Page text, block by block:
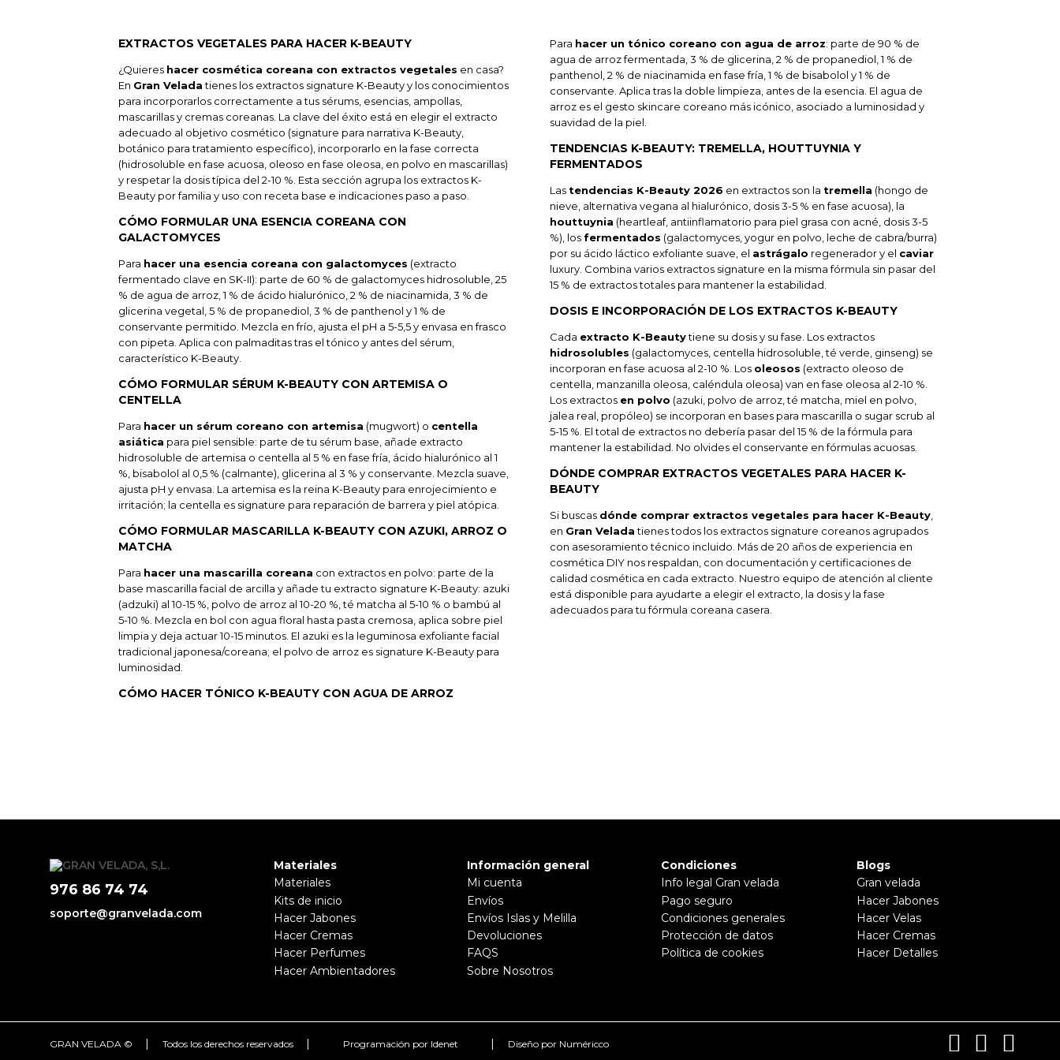
EXTRACTOS VEGETALES PARA HACER K-BEAUTY
¿Quieres hacer cosmética coreana con extractos vegetales en casa?
En Gran Veladatienes los extractos signature K-Beauty y los conocimientos
para incorporarlos correctamente a tus sérums, esencias, ampollas,
mascarillas y cremas coreanas. La clave del éxito está en elegir el extracto
adecuado al objetivo cosmético (signature para narrativa K-Beauty,
botánico para tratamiento específico), incorporarlo en la fase correcta
(hidrosoluble en fase acuosa, oleoso en fase oleosa, en polvo en mascarillas)
y respetar la dosis típica del 2-10 %. Esta sección agrupa los extractos K-
Beauty por familia y uso con receta base e indicaciones paso a paso.
CÓMO FORMULAR UNA ESENCIA COREANA CON
GALACTOMYCES
Para hacer una esencia coreana con galactomyces (extracto
fermentado clave en SK-II): parte de 60 % de galactomyces hidrosoluble, 25
% de agua de arroz, 1 % de ácido hialurónico, 2 % de niacinamida, 3 % de
glicerina vegetal, 5 % de propanediol, 3 % de panthenol y 1 % de
conservante permitido. Mezcla en frío, ajusta el pH a 5-5,5 y envasa en frasco
con pipeta. Aplica con palmaditas tras el tónico y antes del sérum,
característico K-Beauty.
CÓMO FORMULAR SÉRUM K-BEAUTY CON ARTEMISA O
CENTELLA
Para hacer un sérum coreano con artemisa (mugwort) o centella
asiática para piel sensible: parte de tu sérum base, añade extracto
hidrosoluble de artemisa o centella al 5 % en fase fría, ácido hialurónico al 1
%, bisabolol al 0,5 % (calmante), glicerina al 3 % y conservante. Mezcla suave,
ajusta pH y envasa. La artemisa es la reina K-Beauty para enrojecimiento e
irritación; la centella es signature para reparación de barrera y piel atópica.
CÓMO FORMULAR MASCARILLA K-BEAUTY CON AZUKI, ARROZ O
MATCHA
Para hacer una mascarilla coreana con extractos en polvo: parte de la
base mascarilla facial de arcilla y añade tu extracto signature K-Beauty: azuki
(adzuki) al 10-15 %, polvo de arroz al 10-20 %, té matcha al 5-10 % o bambú al
5-10 %. Mezcla en bol con agua floral hasta pasta cremosa, aplica sobre piel
limpia y deja actuar 10-15 minutos. El azuki es la leguminosa exfoliante facial
tradicional japonesa/coreana; el polvo de arroz es signature K-Beauty para
luminosidad.
CÓMO HACER TÓNICO K-BEAUTY CON AGUA DE ARROZ
Para hacer un tónico coreano con agua de arroz: parte de 90 % de
agua de arroz fermentada, 3 % de glicerina, 2 % de propanediol, 1 % de
panthenol, 2 % de niacinamida en fase fría, 1 % de bisabolol y 1 % de
conservante. Aplica tras la doble limpieza, antes de la esencia. El agua de
arroz es el gesto skincare coreano más icónico, asociado a luminosidad y
suavidad de la piel.
TENDENCIAS K-BEAUTY: TREMELLA, HOUTTUYNIA Y
FERMENTADOS
Las tendencias K-Beauty 2026 en extractos son la tremella (hongo de
nieve, alternativa vegana al hialurónico, dosis 3-5 % en fase acuosa), la
houttuynia (heartleaf, antiinflamatorio para piel grasa con acné, dosis 3-5
%), los fermentados (galactomyces, yogur en polvo, leche de cabra/burra)
por su ácido láctico exfoliante suave, el astrágalo regenerador y el caviar
luxury. Combina varios extractos signature en la misma fórmula sin pasar del
15 % de extractos totales para mantener la estabilidad.
DOSIS E INCORPORACIÓN DE LOS EXTRACTOS K-BEAUTY
Cada extracto K-Beautytiene su dosis y su fase. Los extractos
hidrosolubles (galactomyces, centella hidrosoluble, té verde, ginseng) se
incorporan en fase acuosa al 2-10 %. Los oleosos (extracto oleoso de
centella, manzanilla oleosa, caléndula oleosa) van en fase oleosa al 2-10 %.
Los extractos en polvo (azuki, polvo de arroz, té matcha, miel en polvo,
jalea real, propóleo) se incorporan en bases para mascarilla o sugar scrub al
5-15 %. El total de extractos no debería pasar del 15 % de la fórmula para
mantener la estabilidad. No olvides el conservante en fórmulas acuosas.
DÓNDE COMPRAR EXTRACTOS VEGETALES PARA HACER K-
BEAUTY
Si buscas dónde comprar extractos vegetales para hacer K-Beauty
en Gran Veladatienes todos los extractos signature coreanos agrupados
con asesoramiento técnico incluido. Más de 20 años de experiencia en
cosmética DIY nos respaldan, con documentación y certificaciones de
calidad cosmética en cada extracto. Nuestro equipo de atención al cliente
está disponible para ayudarte a elegir el extracto, la dosis y la fase
adecuados para tu fórmula coreana casera.
976 86 74 74
soporte@granvelada.com
Materiales
Materiales
Kits de inicio
Hacer Jabones
Hacer Cremas
Hacer Perfumes
Hacer Ambientadores
Información general
Mi cuenta
Envíos
Envíos Islas y Melilla
Devoluciones
FAQS
Sobre Nosotros
Condiciones
Info legal Gran velada
Pago seguro
Condiciones generales
Protección de datos
Política de cookies
Blogs
Gran velada
Hacer Jabones
Hacer Velas
Hacer Cremas
Hacer Detalles
GRAN VELADA © | Todos los derechos reservados | Programación por Idenet | Diseño por Numéricco